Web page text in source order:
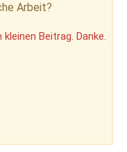
Arbeit?
Beitrag. Danke.